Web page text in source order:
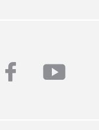
facebook